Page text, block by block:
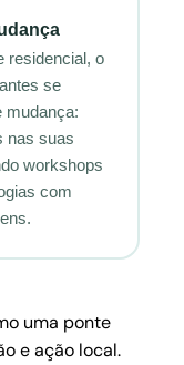
residencial, o
se
mudança:
nas suas
workshops
com
uma ponte
e ação local.